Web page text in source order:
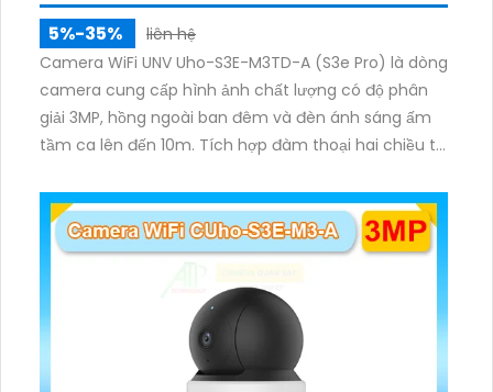
5%-35%
liên hệ
Camera WiFi UNV Uho-S3E-M3TD-A (S3e Pro) là dòng
camera cung cấp hình ảnh chất lượng có độ phân
giải 3MP, hồng ngoài ban đêm và đèn ánh sáng ấm
tầm ca lên đến 10m. Tích hợp đàm thoại hai chiều to